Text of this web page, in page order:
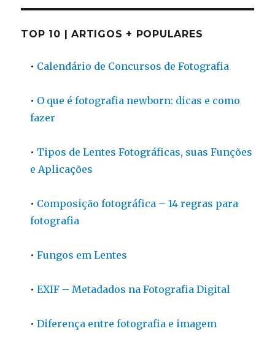
TOP 10 | ARTIGOS + POPULARES
• Calendário de Concursos de Fotografia
• O que é fotografia newborn: dicas e como
fazer
• Tipos de Lentes Fotográficas, suas Funções
e Aplicações
• Composição fotográfica – 14 regras para
fotografia
•Fungos em Lentes
•EXIF – Metadados na Fotografia Digital
•Diferença entre fotografia e imagem